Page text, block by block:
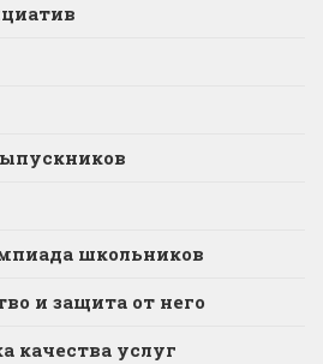
школьников
и защита от него
качества услуг